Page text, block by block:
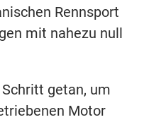
Rennsport
mit nahezu null
getan, um
Motor